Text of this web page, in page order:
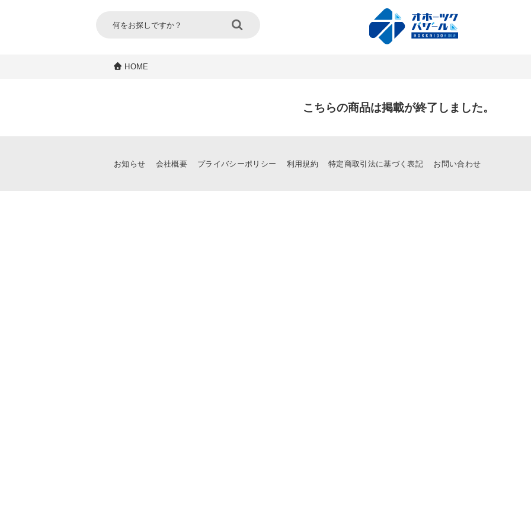
HOME
こちらの商品は掲載が終了しました。
お知らせ 会社概要 プライバシーポリシー 利用規約 特定商取引法に基づく表記 お問い合わせ